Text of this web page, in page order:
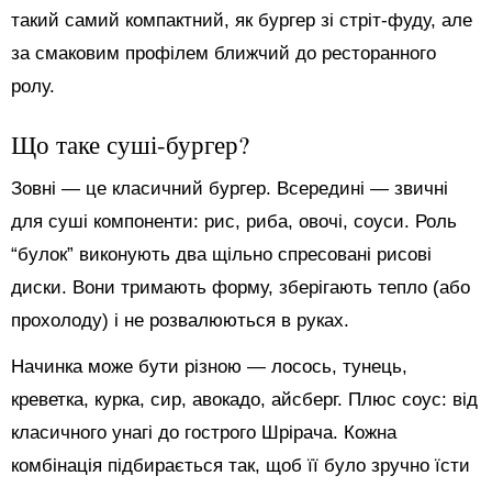
такий самий компактний, як бургер зі стріт-фуду, але
за смаковим профілем ближчий до ресторанного
ролу.
Що таке суші-бургер?
Зовні — це класичний бургер. Всередині — звичні
для суші компоненти: рис, риба, овочі, соуси. Роль
“булок” виконують два щільно спресовані рисові
диски. Вони тримають форму, зберігають тепло (або
прохолоду) і не розвалюються в руках.
Начинка може бути різною — лосось, тунець,
креветка, курка, сир, авокадо, айсберг. Плюс соус: від
класичного унагі до гострого Шрірача. Кожна
комбінація підбирається так, щоб її було зручно їсти